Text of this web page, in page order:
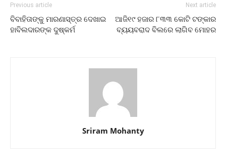
Previous article
ବିବାହିତାଙ୍କୁ ମାରଣାସ୍ତ୍ର ଦେଖାଇ
ହାବିଲଦାରଙ୍କ ଦୁଷ୍କର୍ମ
Next article
ଆଜି୧୯ ହଜାର ୮୩୩ କୋଟି ଟଙ୍କାର
ବ୍ୟୟବରାଦ ବିଲରେ ଲାଗିବ ମୋହର
Sriram Mohanty